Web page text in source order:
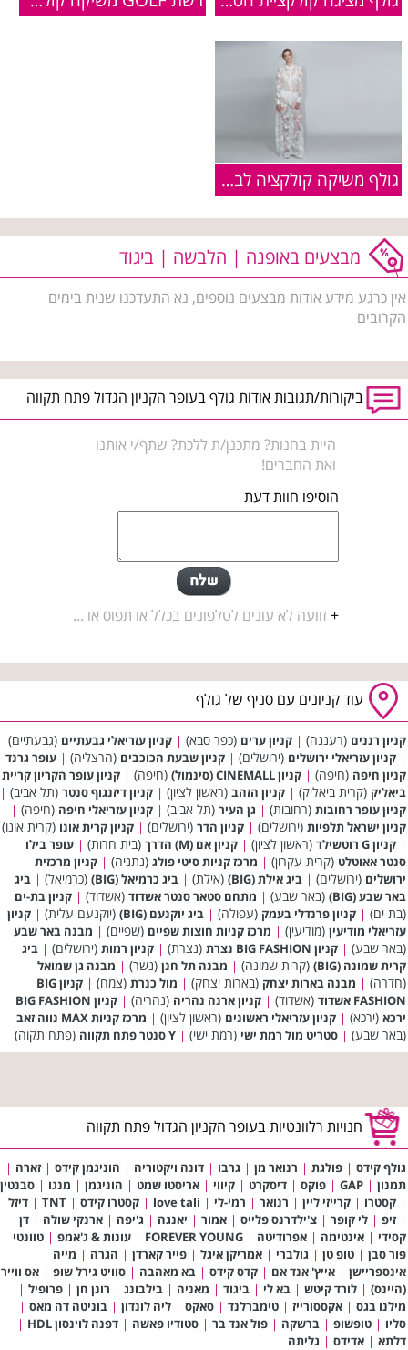
גולף משיקה קולקציה לבנה וחגיגית
מבצעים באופנה | הלבשה | ביגוד
אין כרגע מידע אודות מבצעים נוספים, נא התעדכנו שנית בימים
הקרובים
ביקורות/תגובות אודות גולף בעופר הקניון הגדול פתח תקווה
היית בחנות? מתכנן/ת ללכת? שתף/י אותנו
ואת החברים!
הוסיפו חוות דעת
+זוועה לא עונים לטלפונים בכלל או תפוס או ...
עוד קניונים עם סניף של גולף
קניון רננים (רעננה) | קניון ערים (כפר סבא) | קניון עזריאלי גבעתיים (גבעתיים)
| קניון עזריאלי ירושלים (ירושלים) | קניון שבעת הכוכבים (הרצליה) | עופר גרנד
קניון חיפה (חיפה) | קניון CINEMALL (סינמול) (חיפה) | קניון עופר הקריון קריית
ביאליק (קרית ביאליק) | קניון הזהב (ראשון לציון) | קניון דיזנגוף סנטר (תל אביב) |
קניון עופר רחובות (רחובות) | גן העיר (תל אביב) | קניון עזריאלי חיפה (חיפה) |
קניון ישראל תלפיות (ירושלים) | קניון הדר (ירושלים) | קניון קרית אונו (קרית אונו)
| קניון G רוטשילד (ראשון לציון) | קניון אם (M) הדרך (בית חרות) | עופר בילו
סנטר אאוטלט (קרית עקרון) | מרכז קניות סיטי פולג (נתניה) | קניון מרכזית
ירושלים (ירושלים) | ביג אילת (BIG) (אילת) | ביג כרמיאל (BIG) (כרמיאל) | ביג
באר שבע (BIG)
(באר שבע) | מתחם סטאר סנטר אשדוד (אשדוד) | קניון בת-ים
(בת ים) | קניון פרנדלי בעמק (עפולה) | ביג יוקנעם (BIG) (יוקנעם עלית) | קניון
עזריאלי מודיעין (מודיעין) | מרכז קניות חוצות שפיים (שפיים) | מבנה באר שבע
(באר שבע) | קניון BIG FASHION נצרת (נצרת) | קניון רמות (ירושלים) | ביג
קרית שמונה (BIG)
(קרית שמונה) | מבנה תל חנן (נשר) | מבנה גן שמואל
(חדרה) | מבנה בארות יצחק (בארות יצחק) | מול כנרת (צמח) |
קניון BIG
FASHION אשדוד
(אשדוד) | קניון ארנה נהריה (נהריה) |
קניון BIG FASHION
ירכא (ירכא) | קניון עזריאלי ראשונים (ראשון לציון) | מרכז קניות MAX נווה זאב
(באר שבע) | סטריט מול רמת ישי (רמת ישי) | Y סנטר פתח תקווה (פתח תקוה)
חנויות רלוונטיות בעופר הקניון הגדול פתח תקווה
גולף קידס | פולגת | רנואר מן | גרבו | דונה ויקטוריה | הוניגמן קידס | זארה |
תמנון |
GAP
| פוקס | דיסקרט | קיווי | אריסטו שמט | הוניגמן | מנגו | סבנטין
| קסטרו | קרייזי ליין | רנואר | רמי-לי |
love tali
| קסטרו קידס |
TNT
| דיזל
| זיפ | לי קופר | צ'ילדרנס פלייס | אמור | יאנגה | ג'יפה | ארנקי שולה | דן
קסידי | אינטימה | אפרודיטה |
FOREVER YOUNG
| עונות & ג'אמפ | טוונטי
פור סבן | טופ טן | גולברי | אמריקן איגל | פייר קארדן | הגרה | מייה
אינספריישן | אייץ' אנד אם | קדס קידס | בא מאהבה | סוויט גירל שופ | אס ווייר
(היינס) | לורד קיטש | בא לי | ביגוד | מאניה | בילבונג | רונן חן | פרופיל |
מילנו בגס | אקססורייז | טימברלנד | סאקס | ליה לונדון | בוניטה דה מאס |
סליו | טופשופ | ברשקה | פול אנד בר | סטודיו פאשה | דפנה לוינסון HDL
|
דלתא | אדידס | גליתה